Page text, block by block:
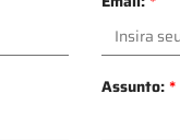
Assunto:*